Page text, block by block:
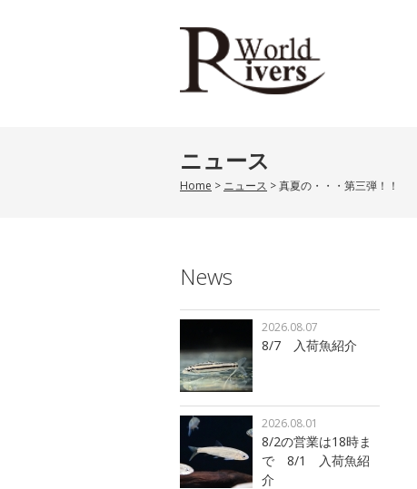
ニュース
Home > ニュース >真夏の・・・第三弾！！
News
8/7 入荷魚紹介
2026.08.07
8/2の営業は18時ま
で 8/1 入荷魚紹
介
2026.08.01